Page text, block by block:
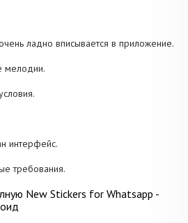
ладно вписывается в приложение.
мелодии.
интерфейс.
требования.
New Stickers for Whatsapp -